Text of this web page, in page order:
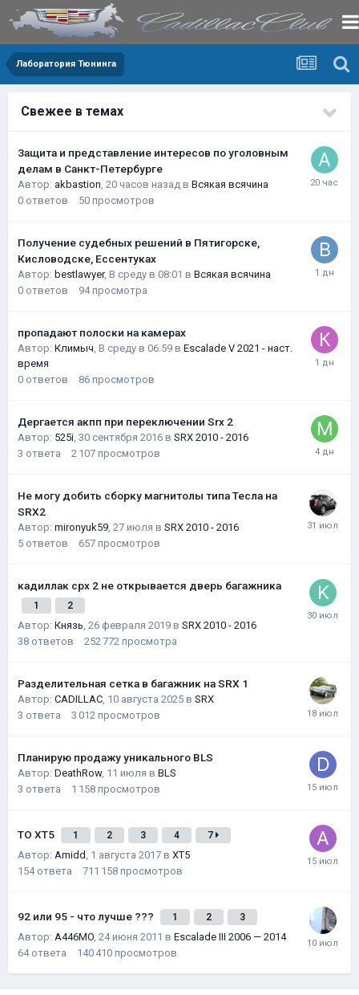
Лаборатория Тюнинга
Свежее в темах
Защита и представление интересов по уголовным
делам в Санкт-Петербурге
Автор: akbastion, 20 часов назад в Всякая всячина
0 ответов 50 просмотров
Получение судебных решений в Пятигорске,
Кисловодске, Ессентуках
Автор: bestlawyer, В среду в 08:01 в Всякая всячина
0 ответов 94 просмотра
пропадают полоски на камерах
Автор: Климыч, В среду в 06:59 в Escalade V 2021 - наст.
время
0 ответов 86 просмотров
Дергается акпп при переключении Srx 2
Автор: 525i, 30 сентября 2016 в SRX 2010 - 2016
3 ответа 2 107 просмотров
Не могу добить сборку магнитолы типа Тесла на
SRX2
Автор: mironyuk59, 27 июля в SRX 2010 - 2016
5 ответов 657 просмотров
кадиллак срх 2 не открывается дверь багажника
1 2
Автор: Князь, 26 февраля 2019 в SRX 2010 - 2016
38 ответов 252 772 просмотра
Разделительная сетка в багажник на SRX 1
Автор: CADILLAC, 10 августа 2025 в SRX
3 ответа 3 012 просмотров
Планирую продажу уникального BLS
Автор: DeathRow, 11 июля в BLS
3 ответа 1 158 просмотров
ТО XT5 1 2 3 4 7
Автор: Amidd, 1 августа 2017 в XT5
154 ответа 711 158 просмотров
92 или 95 - что лучше ??? 1 2 3
Автор: A446MO, 24 июня 2011 в Escalade III 2006 — 2014
64 ответа 140 410 просмотров